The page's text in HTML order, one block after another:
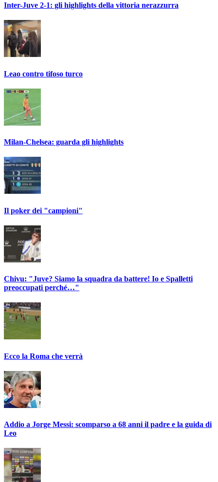
Inter-Juve 2-1: gli highlights della vittoria nerazzurra
Leao contro tifoso turco
Milan-Chelsea: guarda gli highlights
Il poker dei "campioni"
Chivu: "Juve? Siamo la squadra da battere! Io e Spalletti
preoccupati perché…"
Ecco la Roma che verrà
Addio a Jorge Messi: scomparso a 68 anni il padre e la guida di
Leo